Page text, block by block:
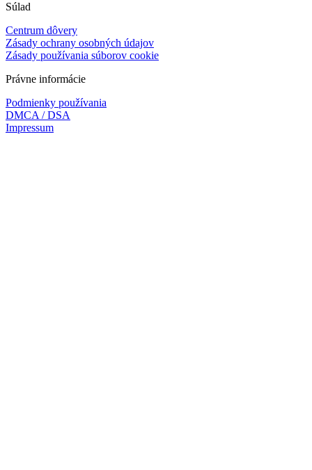
Súlad
Centrum dôvery
Zásady ochrany osobných údajov
Zásady používania súborov cookie
Právne informácie
Podmienky používania
DMCA / DSA
Impressum